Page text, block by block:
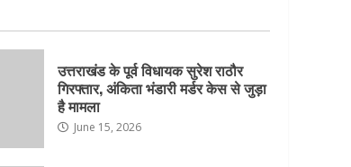
उत्तराखंड के पूर्व विधायक सुरेश राठौर
गिरफ्तार, अंकिता भंडारी मर्डर केस से जुड़ा
है मामला
June 15, 2026
3
पहले पर्यटकों की बढ़ी आवाजाही,
August 6, 2026
देहरादून में स्मार्ट ट्रैफिक प्रबंधन
परियोजना को मिलेगी नई रफ्तार,